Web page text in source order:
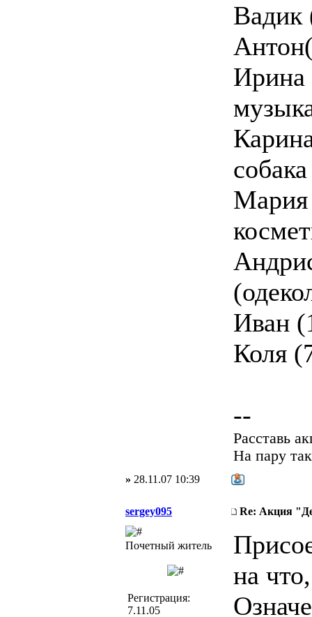
Вадик
Ирина
собака
Мария
Иван
Коля
--
Расставь
На пару
» 28.11.07 10:39
sergey095 Re: Акция
Почетный житель
Регистрация:
7.11.05
на